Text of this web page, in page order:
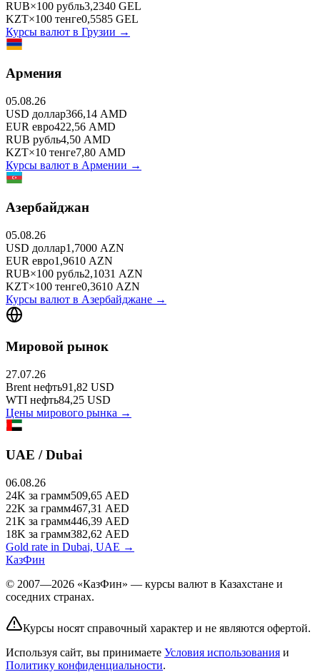
RUB×100 рубль3,2340 GEL
KZT×100 тенге0,5585 GEL
Курсы валют в Грузии →
Армения
05.08.26
USD доллар366,14 AMD
EUR евро422,56 AMD
RUB рубль4,50 AMD
KZT×10 тенге7,80 AMD
Курсы валют в Армении →
Азербайджан
05.08.26
USD доллар1,7000 AZN
EUR евро1,9610 AZN
RUB×100 рубль2,1031 AZN
KZT×100 тенге0,3610 AZN
Курсы валют в Азербайджане →
Мировой рынок
27.07.26
Brent нефть91,82 USD
WTI нефть84,25 USD
Цены мирового рынка →
UAE / Dubai
06.08.26
24K за грамм509,65 AED
22K за грамм467,31 AED
21K за грамм446,39 AED
18K за грамм382,62 AED
Gold rate in Dubai, UAE →
КазФин
© 2007—2026 «КазФин» — курсы валют в Казахстане и
соседних странах.
Курсы носят справочный характер и не являются офертой.
Используя сайт, вы принимаете Условия использования и
Политику конфиденциальности.